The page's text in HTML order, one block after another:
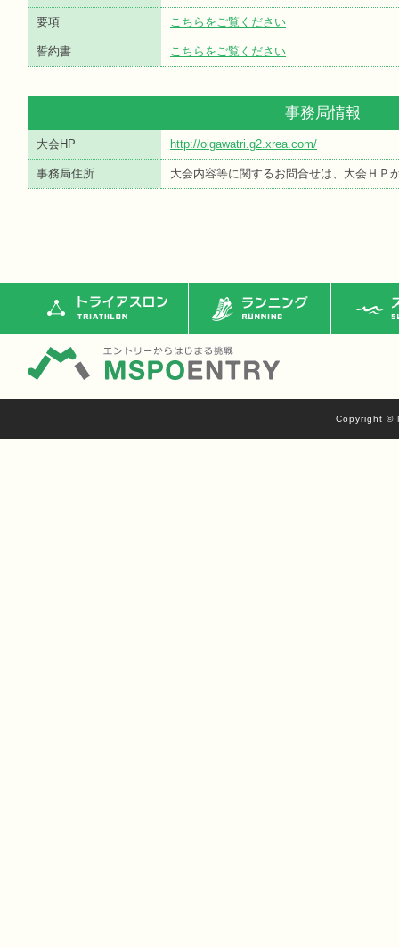
要項 こちらをご覧ください
誓約書 こちらをご覧ください
事務局情報
大会HP http://oigawatri.g2.xrea.com/
事務局住所 大会内容等に関するお問合せは、大会ＨＰ
トライアスロン ランニング ス
Copyright ©